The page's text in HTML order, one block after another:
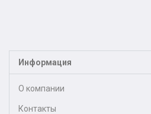
Информация
О компании
Контакты